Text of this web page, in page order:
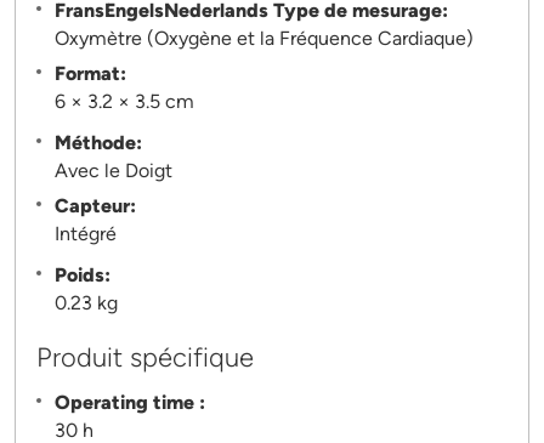
FransEngelsNederlands Type de mesurage:
Oxymètre (Oxygène et la Fréquence Cardiaque)
Format:
6 × 3.2 × 3.5 cm
Méthode:
Avec le Doigt
Capteur:
Intégré
Poids:
0.23 kg
Produit spécifique
Operating time :
30 h